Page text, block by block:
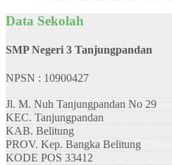
Data Sekolah
SMP Negeri 3 Tanjungpandan
NPSN : 10900427
Jl. M. Nuh Tanjungpandan No 29
KEC. Tanjungpandan
KAB. Belitung
PROV. Kep. Bangka Belitung
KODE POS 33412